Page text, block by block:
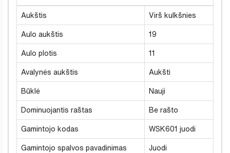
Aukštis Virš kulkšnies
Aulo aukštis 19
Aulo plotis 11
Avalynės aukštis Aukšti
Būklė Nauji
Dominuojantis raštas Be rašto
Gamintojo kodas WSK601 juodi
Gamintojo spalvos pavadinimas Juodi